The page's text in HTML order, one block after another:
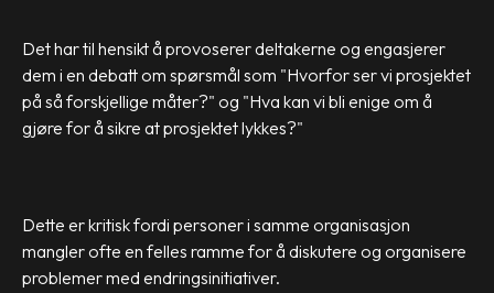
Det har til hensikt å provoserer deltakerne og engasjerer
dem i en debatt om spørsmål som "Hvorfor ser vi prosjektet
på så forskjellige måter?" og "Hva kan vi bli enige om å
gjøre for å sikre at prosjektet lykkes?"
Dette er kritisk fordi personer i samme organisasjon
mangler ofte en felles ramme for å diskutere og organisere
problemer med endringsinitiativer.